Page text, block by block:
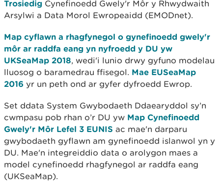
Trosiedig Cynefinoedd Gwely'r Môr y Rhwydwaith
Arsylwi a Data Morol Ewropeaidd (EMODnet).
Map cyflawn a rhagfynegol o gynefinoedd gwely'r
môr ar raddfa eang yn nyfroedd y DU yw
UKSeaMap 2018, wedi'i lunio drwy gyfuno modelau
lluosog o baramedrau ffisegol. Mae EUSeaMap
2016 yr un peth ond ar gyfer dyfroedd Ewrop.
Set ddata System Gwybodaeth Ddaearyddol sy’n
cwmpasu pob rhan o’r DU yw Map Cynefinoedd
Gwely'r Môr Lefel 3 EUNIS ac mae'n darparu
gwybodaeth gyflawn am gynefinoedd islanwol yn y
DU. Mae'n integreiddio data o arolygon maes a
model cynefinoedd rhagfynegol ar raddfa eang
(UKSeaMap).